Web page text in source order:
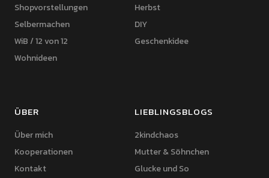
Shopvorstellungen
Selbermachen
WiB / 12 von 12
Wohnideen
Herbst
DIY
Geschenkidee
ÜBER
Über mich
Kooperationen
Kontakt
LIEBLINGSBLOGS
2kindchaos
Mutter & Söhnchen
Glucke und So